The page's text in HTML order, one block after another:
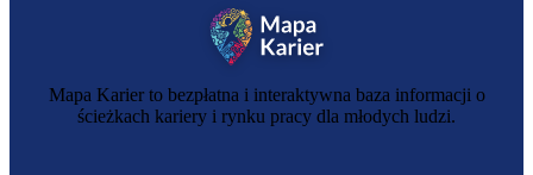
Mapa Karier to bezpłatna i interaktywna baza informacji o
ścieżkach kariery i rynku pracy dla młodych ludzi.